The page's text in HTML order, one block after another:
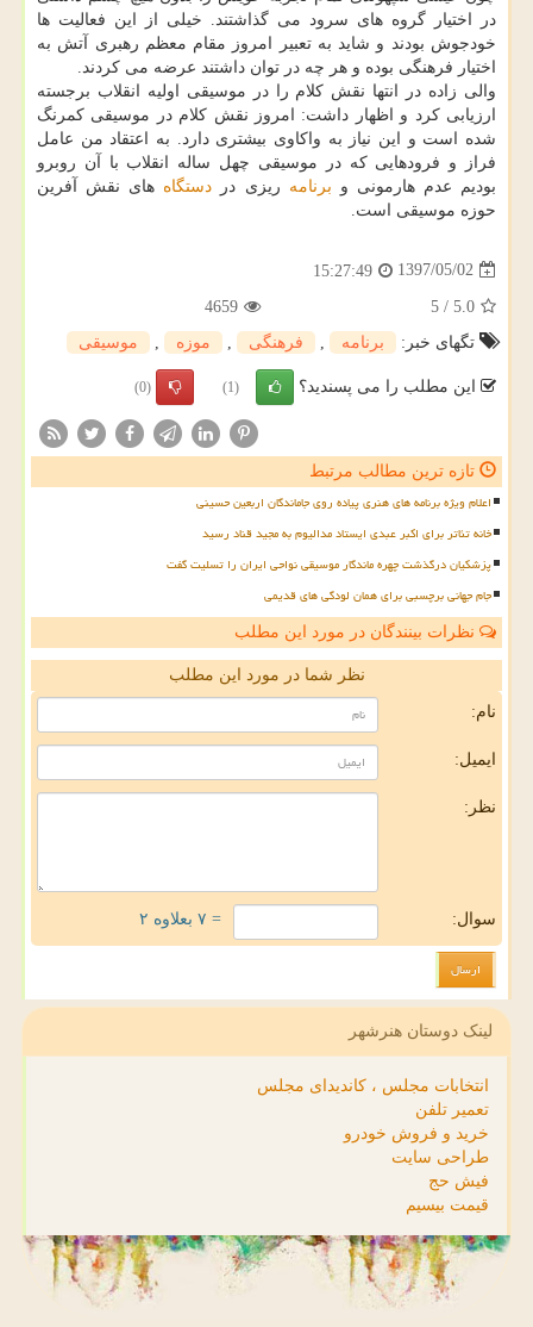
در اختیار گروه های سرود می گذاشتند. خیلی از این فعالیت ها
خودجوش بودند و شاید به تعبیر امروز مقام معظم رهبری آتش به
اختیار فرهنگی بوده و هر چه در توان داشتند عرضه می كردند.
والی زاده در انتها نقش كلام را در موسیقی اولیه انقلاب برجسته
ارزیابی كرد و اظهار داشت: امروز نقش كلام در موسیقی كمرنگ
شده است و این نیاز به واكاوی بیشتری دارد. به اعتقاد من عامل
فراز و فرودهایی كه در موسیقی چهل ساله انقلاب با آن روبرو
بودیم عدم هارمونی و برنامه ریزی در دستگاه های نقش آفرین
حوزه موسیقی است.
1397/05/02
15:27:49
5.0
/
5
4659
تگهای خبر:
برنامه فرهنگی موزه موسیقی
این مطلب را می پسندید؟ (1)
(0)
تازه ترین مطالب مرتبط
اعلام ویژه برنامه های هنری پیاده روی جاماندگان اربعین حسینی
خانه تئاتر برای اکبر عبدی ایستاد مدالیوم به مجید قناد رسید
پزشکیان درگذشت چهره ماندگار موسیقی نواحی ایران را تسلیت گفت
جام جهانی برچسبی برای همان لودگی های قدیمی
نظرات بینندگان در مورد این مطلب
نظر شما در مورد این مطلب
نام:
ایمیل:
نظر:
سوال: = ۷ بعلاوه ۲
لینک دوستان هنرشهر
انتخابات مجلس ، کاندیدای مجلس
تعمیر تلفن
خرید و فروش خودرو
طراحی سایت
فیش حج
قیمت بیسیم